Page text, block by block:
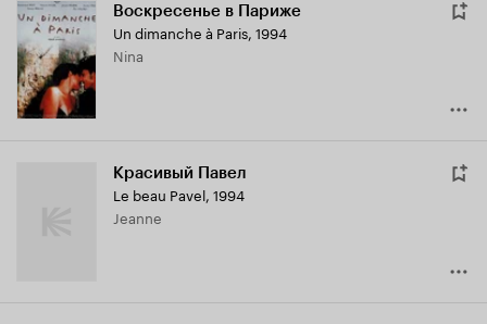
Воскресенье в Париже
Un dimanche à Paris, 1994
Nina
Красивый Павел
Le beau Pavel, 1994
Jeanne